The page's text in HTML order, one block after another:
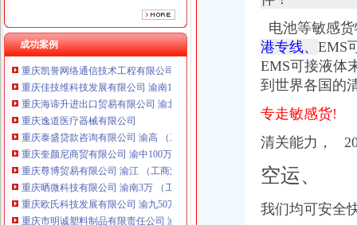
成功案例
重庆市明诚塑料制品有限责任公司 渝高100万 （进出口权）
重庆金品科技有限公司 渝南100万 （进出口权）
重庆凯誉网络通信技术工程有限公司 渝中300万 （工商变更）
重庆佳技维科技发展有限公司 渝南100万 （进出口权）
重庆海谛升进出口贸易有限公司 渝北100万 （进出口权）
重庆逸道医疗器械有限公司
重庆泰盛贷款咨询有限公司 渝高 （工商注册）
重庆奎颜尼商贸有限公司 渝中100万 （工商注册）
重庆尊博贸易有限公司 渝江 （工商注册）
重庆晒微科技有限公司 渝南3万 （工商注册）
重庆欧氏科技发展有限公司 渝九50万 （进出口权）
重庆市明诚塑料制品有限责任公司 渝高100万 （进出口权）
重庆金品科技有限公司 渝南100万 （进出口权）
电池等敏感
港专线、 EMS
EMS可接液体
到世界各国的
专走敏感货!
清关能力，
空运、
我们均可安全